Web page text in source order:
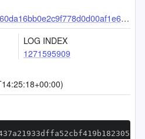
LOG INDEX
1271595909